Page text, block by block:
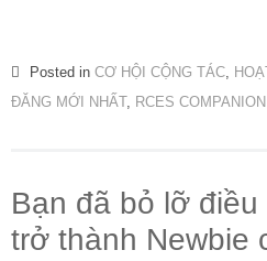
Posted in CƠ HỘI CỘNG TÁC
ĐĂNG MỚI NHẤT, RCES COMPANION
Bạn đã bỏ lỡ
trở thành Newbie